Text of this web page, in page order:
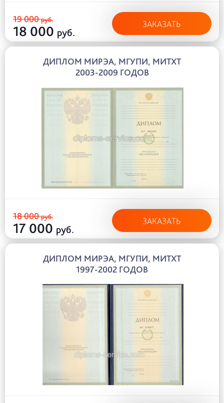
19 000руб.
18 000 руб.
ЗАКАЗАТЬ
ДИПЛОМ МИРЭА, МГУПИ, МИТХТ
2003-2009 ГОДОВ
18 000руб.
17 000 руб.
ЗАКАЗАТЬ
ДИПЛОМ МИРЭА, МГУПИ, МИТХТ
1997-2002 ГОДОВ